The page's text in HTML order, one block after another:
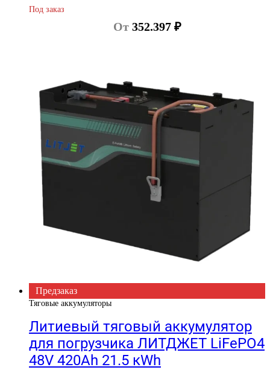
Под заказ
От 352.397 ₽
Предзаказ
Тяговые аккумуляторы
Литиевый тяговый аккумулятор
для погрузчика ЛИТДЖЕТ LiFePO4
48V 420Ah 21.5 кWh